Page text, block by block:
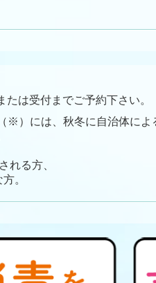
たは受付ま でご予約下さい。
※）には、秋冬に自治体によ
れる方、
。